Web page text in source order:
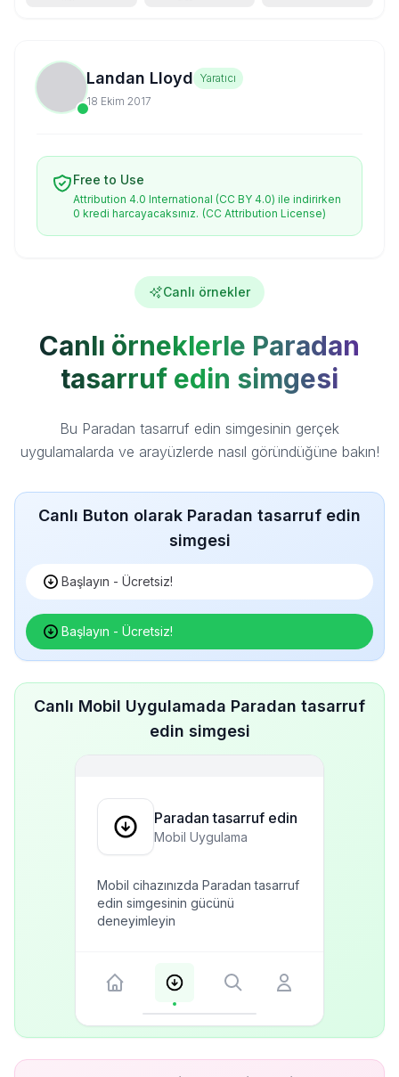
Landan Lloyd Yaratıcı
18 Ekim 2017
Free to Use
Attribution 4.0 International (CC BY 4.0) ile indirirken
0 kredi harcayacaksınız. (CC Attribution License)
Canlı örnekler
Canlı örneklerle Paradan
tasarruf edin simgesi
Bu Paradan tasarruf edin simgesinin gerçek
uygulamalarda ve arayüzlerde nasıl göründüğüne bakın!
Canlı Buton olarak Paradan tasarruf edin
simgesi
Başlayın - Ücretsiz!
Başlayın - Ücretsiz!
Canlı Mobil Uygulamada Paradan tasarruf
edin simgesi
Paradan tasarruf edin
Mobil Uygulama
Mobil cihazınızda Paradan tasarruf
edin simgesinin gücünü
deneyimleyin